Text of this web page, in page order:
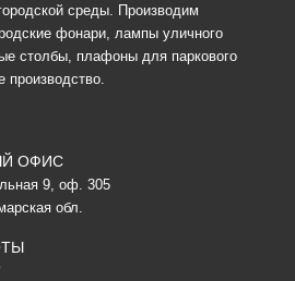
среды. Производим
фонари, лампы уличного
столбы, плафоны для паркового
ОФИС
9, оф. 305
обл.